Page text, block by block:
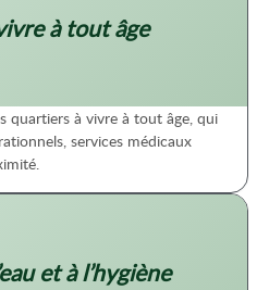
à tout âge
à vivre à tout âge, qui
services médicaux
et à l’hygiène